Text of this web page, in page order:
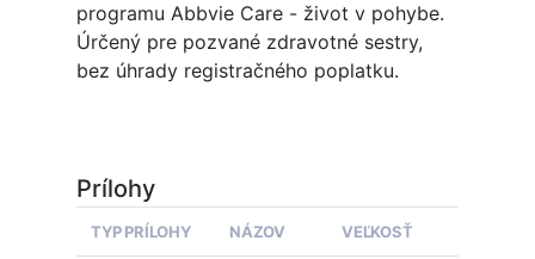
programu Abbvie Care - život v pohybe.
Úrčený pre pozvané zdravotné sestry,
bez úhrady registračného poplatku.
Prílohy
TYP PRÍLOHY NÁZOV VEĽKOSŤ